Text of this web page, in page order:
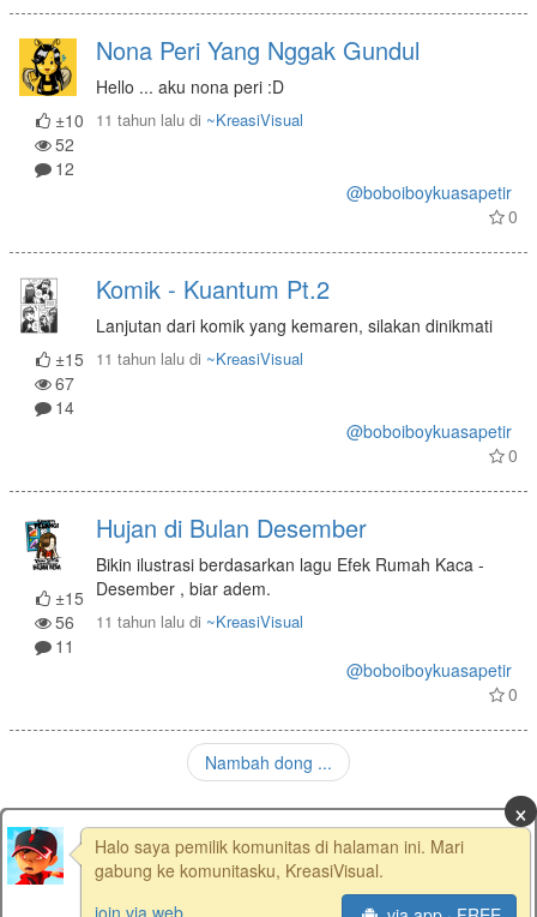
±10
52
12
Nona Peri Yang Nggak Gundul
Hello ... aku nona peri :D
11 tahun laludi ~KreasiVisual
@boboiboykuasapetir
0
±15
67
14
Komik - Kuantum Pt.2
Lanjutan dari komik yang kemaren, silakan dinikmati
11 tahun laludi ~KreasiVisual
@boboiboykuasapetir
0
±15
56
11
Hujan di Bulan Desember
Bikin ilustrasi berdasarkan lagu Efek Rumah Kaca -
Desember , biar adem.
11 tahun laludi ~KreasiVisual
@boboiboykuasapetir
0
Nambah dong ...
Terms of Service|Privacy Policy
×
Halo saya pemilik komunitas di halaman ini. Mari
gabung ke komunitasku, KreasiVisual.
join via web